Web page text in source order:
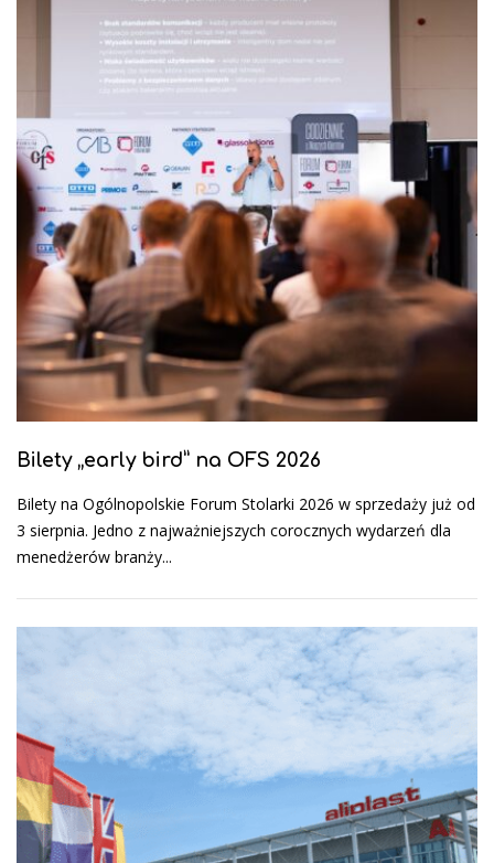
Bilety „early bird” na OFS 2026
Bilety na Ogólnopolskie Forum Stolarki 2026 w sprzedaży już od
3 sierpnia. Jedno z najważniejszych corocznych wydarzeń dla
menedżerów branży...